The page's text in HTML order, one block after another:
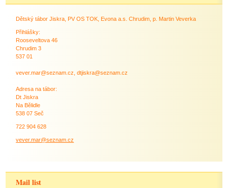
Dětský tábor Jiskra, PV OS TOK, Evona a.s. Chrudim, p. Martin Veverka
Přihlášky:
Rooseveltova 46
Chrudim 3
537 01
vever.mar@seznam.cz, dtjiskra@seznam.cz
Adresa na tábor:
Dt Jiskra
Na Bělidle
538 07 Seč
722 904 628
vever.mar@seznam.cz
Mail list